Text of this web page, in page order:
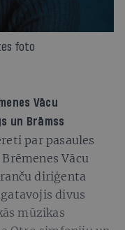
foto
Vācu
un Brāmss
par pasaules
Vācu
diriģenta
divus
mūzikas